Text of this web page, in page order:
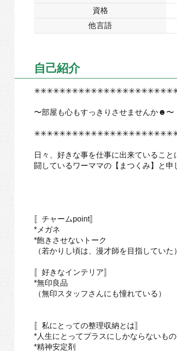
資格
他言語
自己紹介
✳✳✳✳✳✳✳✳✳✳✳✳✳✳✳✳✳✳✳✳✳✳✳✳プ
〜部屋も心もすっきりさせませんか☻〜
日々、好きな事を仕事に出来ているこ
闘しているワーママの【まつくみ】と申
〚チャームpoint〛
*メガネ
*飽きさせないトーク
（若かりし頃は、漫才師を目指していた）
〚好きなインテリア〛
*無印良品
（無印スタッフさんにも憧れている）
〚私にとっての整理収納とは〛
*人生にとってプラスにしかならないもの
*精神安定剤